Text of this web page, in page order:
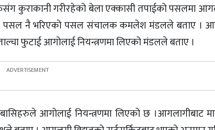
कुराकानी गरीरहेको बेला एक्कासी तपाईको पसलमा
पसल नै भरिएको पसल संचालक कमलेश मंडलले बताए ।
फुटाई आगोलाई नियन्त्रणमा लिएको मंडलले बताए ।
आगोलाई नियन्त्रणमा लिएको छ ।आगलागीबाट